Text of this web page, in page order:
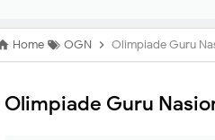
Home OGN Olimpiade Guru
Olimpiade Guru